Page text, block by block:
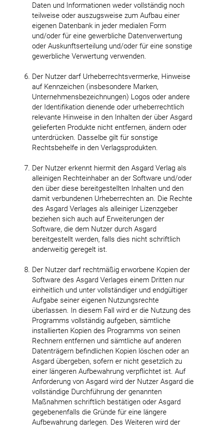
Daten und Informationen weder vollständig noch
teilweise oder auszugsweise zum Aufbau einer
eigenen Datenbank in jeder medialen Form
und/oder für eine gewerbliche Datenverwertung
oder Auskunftserteilung und/oder für eine sonstige
gewerbliche Verwertung verwenden.
Der Nutzer darf Urheberrechtsvermerke, Hinweise
auf Kennzeichen (insbesondere Marken,
Unternehmensbezeichnungen) Logos oder andere
der Identifikation dienende oder urheberrechtlich
relevante Hinweise in den Inhalten der über Asgard
gelieferten Produkte nicht entfernen, ändern oder
unterdrücken. Dasselbe gilt für sonstige
Rechtsbehelfe in den Verlagsprodukten.
Der Nutzer erkennt hiermit den Asgard Verlag als
alleinigen Rechteinhaber an der Software und/oder
den über diese bereitgestellten Inhalten und den
damit verbundenen Urheberrechten an. Die Rechte
des Asgard Verlages als alleiniger Lizenzgeber
beziehen sich auch auf Erweiterungen der
Software, die dem Nutzer durch Asgard
bereitgestellt werden, falls dies nicht schriftlich
anderweitig geregelt ist.
Der Nutzer darf rechtmäßig erworbene Kopien der
Software des Asgard Verlages einem Dritten nur
einheitlich und unter vollständiger und endgültiger
Aufgabe seiner eigenen Nutzungsrechte
überlassen. In diesem Fall wird er die Nutzung des
Programms vollständig aufgeben, sämtliche
installierten Kopien des Programms von seinen
Rechnern entfernen und sämtliche auf anderen
Datenträgern befindlichen Kopien löschen oder an
Asgard übergeben, sofern er nicht gesetzlich zu
einer längeren Aufbewahrung verpflichtet ist. Auf
Anforderung von Asgard wird der Nutzer Asgard die
vollständige Durchführung der genannten
Maßnahmen schriftlich bestätigen oder Asgard
gegebenenfalls die Gründe für eine längere
Aufbewahrung darlegen. Des Weiteren wird der